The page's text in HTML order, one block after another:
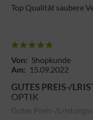
Top Qualität saubere
Von: Shopkunde
Am: 15.09.2022
GUTES PREIS-/
OPTIK
Gutes Preis-/